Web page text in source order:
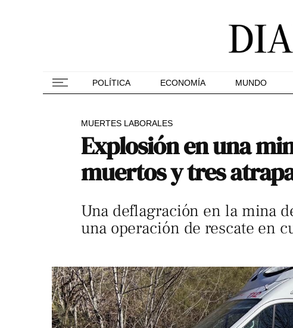
POLÍTICA ECONOMÍA MUNDO
MUERTES LABORALES
Explosión en una
muertos y tres
Una deflagración en la mina
una operación de rescate en